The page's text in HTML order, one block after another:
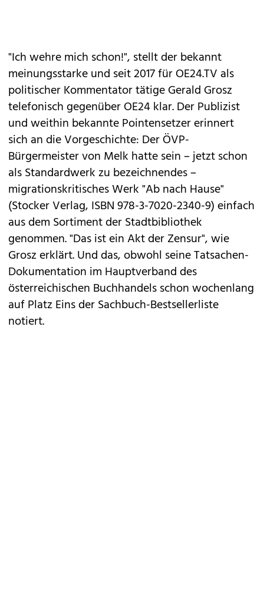
"Ich wehre mich schon!", stellt der bekannt
meinungsstarke und seit 2017 für OE24.TV als
politischer Kommentator tätige Gerald Grosz
telefonisch gegenüber OE24 klar. Der Publizist
und weithin bekannte Pointensetzer erinnert
sich an die Vorgeschichte: Der ÖVP-
Bürgermeister von Melk hatte sein – jetzt schon
als Standardwerk zu bezeichnendes –
migrationskritisches Werk "Ab nach Hause"
(Stocker Verlag, ISBN 978-3-7020-2340-9) einfach
aus dem Sortiment der Stadtbibliothek
genommen. "Das ist ein Akt der Zensur", wie
Grosz erklärt. Und das, obwohl seine Tatsachen-
Dokumentation im Hauptverband des
österreichischen Buchhandels schon wochenlang
auf Platz Eins der Sachbuch-Bestsellerliste
notiert.